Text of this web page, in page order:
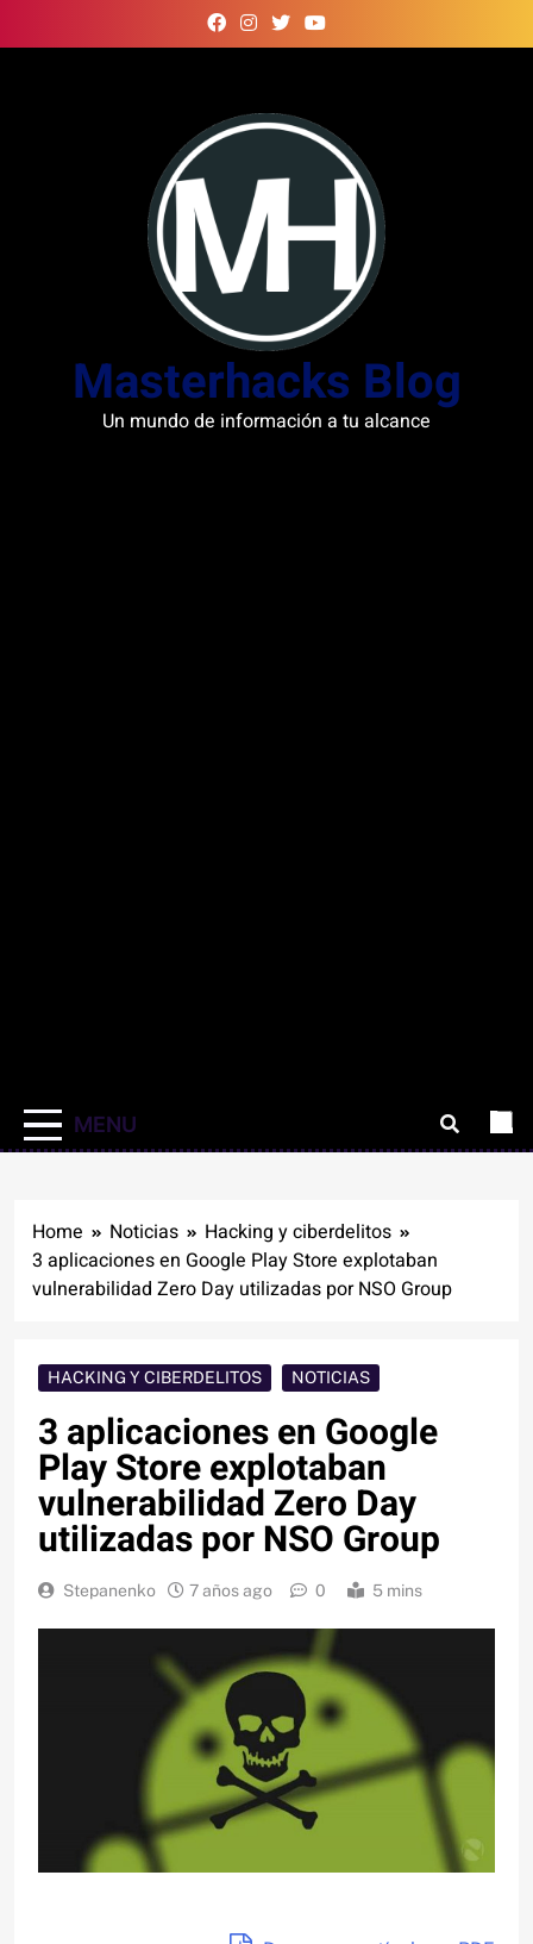
to
Masterhacks Blog
Un mundo de información a tu alcance
MENU
Home Noticias
Hacking y ciberdelitos
3 aplicaciones en Google Play Store explotaban
vulnerabilidad Zero Day utilizadas por NSO Group
HACKING Y CIBERDELITOS NOTICIAS
3 aplicaciones en Google
Play Store explotaban
vulnerabilidad Zero Day
utilizadas por NSO Group
Stepanenko 7 años ago 0 5 mins